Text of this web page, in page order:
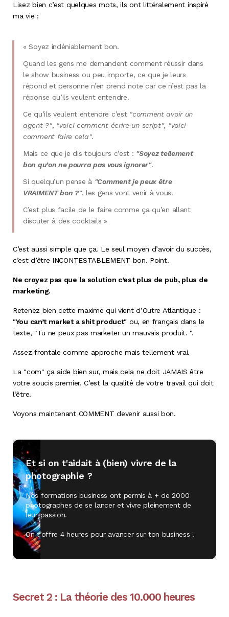
Lisez bien c’est quelques mots, ils ont littéralement inspiré
ma vie :
« Soyez indéniablement bon.
Quand les gens me demandent comment réussir dans
le show business ou peu importe, ce que je leurs
répond et personne n’en prend note car ce n’est pas la
réponse qu’ils veulent entendre.
Ce qu’ils veulent entendre c’est "comment avoir un
agent ?", "voici comment écrire un script", "voici
comment faire cela".
Mais ce que je dis toujours c’est : "Soyez tellement
bon qu’on ne pourra pas vous ignorer".
Si quelqu’un pense à "Comment je peux être
VRAIMENT bon ?", les gens vont venir à vous.
C’est plus facile de le faire comme ça qu’en allant
discuter à des cocktails »
C’est aussi simple que ça. Le seul moyen d’avoir du succès,
c’est d’être INCONTESTABLEMENT bon. Point.
Ne croyez pas que la solution c’est plus de pub, plus de
marketing.
Retenez bien cette maxime qui vient d’Outre Atlantique :
"You can’t market a shit product" ou, en français dans le
texte, "Tu ne peux pas marketer un mauvais produit. ".
Assez frontale comme approche mais tellement vrai.
La "com" ça aide bien sur, mais cela ne doit JAMAIS être
votre soucis premier. C’est la qualité de votre travail qui doit
l’être.
Voyons maintenant COMMENT devenir aussi bon.
Et si on t'aidait à (bien) vivre de la
photographie ?
Nos formations business ont permis à + de 2000
photographes de se lancer et vivre pleinement de
leur passion.
On t’offre 4 heures pour avancer sur ton business !
Secret 2 : La théorie des 10.000 heures